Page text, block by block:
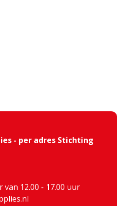
- per adres Stichting
12.00 - 17.00 uur